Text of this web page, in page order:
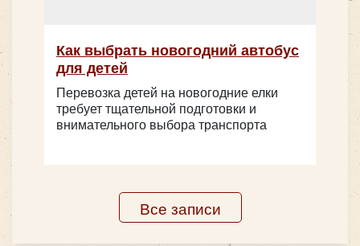
Как выбрать новогодний автобус
для детей
Перевозка детей на новогодние елки
требует тщательной подготовки и
внимательного выбора транспорта
Все записи